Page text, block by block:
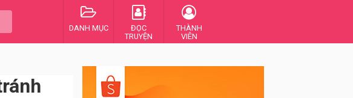
DANH MỤC
ĐỌC
TRUYỆN
THÀNH
VIÊN